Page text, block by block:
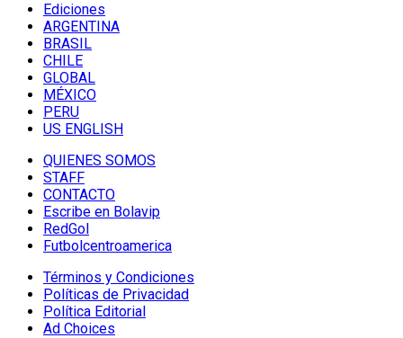
Ediciones
ARGENTINA
BRASIL
CHILE
GLOBAL
MÉXICO
PERU
US ENGLISH
QUIENES SOMOS
STAFF
CONTACTO
Escribe en Bolavip
RedGol
Futbolcentroamerica
Términos y Condiciones
Políticas de Privacidad
Política Editorial
Ad Choices